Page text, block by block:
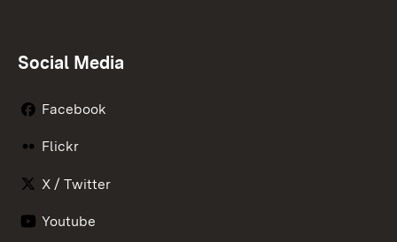
Social Media
Facebook
Flickr
X / Twitter
Youtube